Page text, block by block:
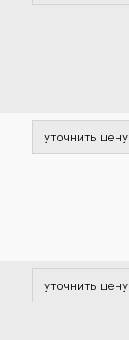
уточнить цену
уточнить цену